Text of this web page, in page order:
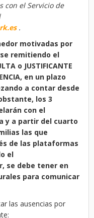
con el Servicio de
.
motivadas por
remitiendo el
o JUSTIFICANTE
en un plazo
a contar desde
los 3
con el
y a partir del cuarto
las que
de las plataformas
el
se debe tener en
para comunicar
las ausencias por